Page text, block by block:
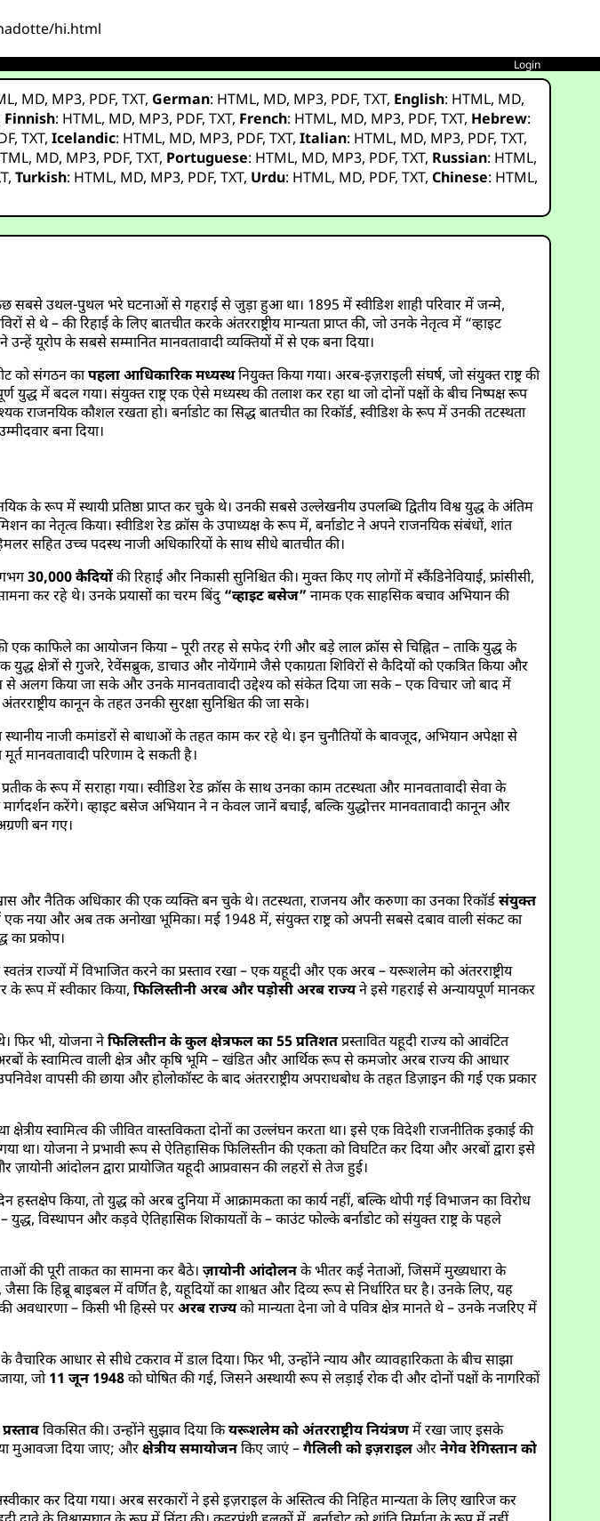
hi.html
Login
, MD, MP3, PDF,TXT, German: HTML, MD, MP3, PDF,TXT, English: HTML, MD,
Finnish: HTML, MD, MP3, PDF,TXT, French: HTML, MD, MP3, PDF,TXT, Hebrew:
,TXT,Icelandic: HTML, MD, MP3, PDF,TXT,Italian: HTML, MD, MP3, PDF,TXT,
, MD, MP3, PDF,TXT, Portuguese: HTML, MD, MP3, PDF,TXT, Russian: HTML,
,Turkish: HTML, MD, MP3, PDF,TXT, Urdu: HTML, MD, PDF,TXT,Chinese: HTML,
सबसे उथल-पुथल भरे घटनाओं से गहराई से जुड़ा हुआ था। 1895 में स्वीडिश शाही परिवार में जन्मे,
से थे – की रिहाई के लिए बातचीत करके अंतरराष्ट्रीय मान्यता प्राप्त की, जो उनके नेतृत्व में “व्हाइट
यूरोप के सबसे सम्मानित मानवतावादी व्यक्तियों में से एक बना दिया।
को संगठन कापहला आधिकारिक मध्यस्थनियुक्त किया गया। अरब-इज़राइली संघर्ष, जो संयुक्त राष्ट्र की
में बदल गया। संयुक्त राष्ट्र एक ऐसे मध्यस्थ की तलाश कर रहा था जो दोनों पक्षों के बीच निष्पक्ष रूप
कौशल रखता हो। बर्नाडोट का सिद्ध बातचीत का रिकॉर्ड, स्वीडिश के रूप में उनकी तटस्थता
बना दिया।
के रूप में स्थायी प्रतिष्ठा प्राप्त कर चुके थे। उनकी सबसे उल्लेखनीय उपलब्धि द्वितीय विश्व युद्ध के अंतिम
का नेतृत्व किया। स्वीडिश रेड क्रॉस के उपाध्यक्ष के रूप में, बर्नाडोट ने अपने राजनयिक संबंधों, शांत
सहित उच्च पदस्थ नाजी अधिकारियों के साथ सीधे बातचीत की।
30,000 कैदियोंकी रिहाई और निकासी सुनिश्चित की। मुक्त किए गए लोगों में स्कैंडिनेवियाई, फ्रांसीसी,
कर रहे थे। उनके प्रयासों का चरम बिंदु “व्हाइट बसेज” नामक एक साहसिक बचाव अभियान की
एक काफिले का आयोजन किया – पूरी तरह से सफेद रंगी और बड़े लाल क्रॉस से चिह्नित – ताकि युद्ध के
से गुजरे, रेवेंसब्रुक, डाचाउ और नोयेंगामे जैसे एकाग्रता शिविरों से कैदियों को एकत्रित किया और
से अलग किया जा सके और उनके मानवतावादी उद्देश्य को संकेत दिया जा सके – एक विचार जो बाद में
कानून के तहत उनकी सुरक्षा सुनिश्चित की जा सके।
नाजी कमांडरों से बाधाओं के तहत काम कर रहे थे। इन चुनौतियों के बावजूद, अभियान अपेक्षा से
मानवतावादी परिणाम दे सकती है।
के रूप में सराहा गया। स्वीडिश रेड क्रॉस के साथ उनका काम तटस्थता और मानवतावादी सेवा के
करेंगे। व्हाइट बसेज अभियान ने न केवल जानें बचाईं, बल्कि युद्धोत्तर मानवतावादी कानून और
बन गए।
और नैतिक अधिकार की एक व्यक्ति बन चुके थे। तटस्थता, राजनय और करुणा का उनका रिकॉर्डसंयुक्त
में एक नया और अब तक अनोखा भूमिका। मई 1948 में, संयुक्त राष्ट्र को अपनी सबसे दबाव वाली संकट का
का प्रकोप।
राज्यों में विभाजित करने का प्रस्ताव रखा – एक यहूदी और एक अरब – यरूशलेम को अंतरराष्ट्रीय
के रूप में स्वीकार किया,फिलिस्तीनी अरब और पड़ोसी अरब राज्यने इसे गहराई से अन्यायपूर्ण मानकर
फिर भी, योजना नेफिलिस्तीन के कुल क्षेत्रफल का 55 प्रतिशतप्रस्तावित यहूदी राज्य को आवंटित
के स्वामित्व वाली क्षेत्र और कृषि भूमि – खंडित और आर्थिक रूप से कमजोर अरब राज्य की आधार
वापसी की छाया और होलोकॉस्ट के बाद अंतरराष्ट्रीय अपराधबोध के तहत डिज़ाइन की गई एक प्रकार
स्वामित्व की जीवित वास्तविकता दोनों का उल्लंघन करता था। इसे एक विदेशी राजनीतिक इकाई की
योजना ने प्रभावी रूप से ऐतिहासिक फिलिस्तीन की एकता को विघटित कर दिया और अरबों द्वारा इसे
आंदोलन द्वारा प्रायोजित यहूदी आप्रवासन की लहरों से तेज हुई।
किया, तो युद्ध को अरब दुनिया में आक्रामकता का कार्य नहीं, बल्कि थोपी गई विभाजन का विरोध
युद्ध, विस्थापन और कड़वे ऐतिहासिक शिकायतों के – काउंट फोल्के बर्नाडोट को संयुक्त राष्ट्र के पहले
की पूरी ताकत का सामना कर बैठे।ज़ायोनी आंदोलनके भीतर कई नेताओं, जिसमें मुख्यधारा के
जैसा कि हिब्रू बाइबल में वर्णित है, यहूदियों का शाश्वत और दिव्य रूप से निर्धारित घर है। उनके लिए, यह
अवधारणा – किसी भी हिस्से परअरब राज्यको मान्यता देना जो वे पवित्र क्षेत्र मानते थे – उनके नजरिए में
आधार से सीधे टकराव में डाल दिया। फिर भी, उन्होंने न्याय और व्यावहारिकता के बीच साझा
जो11 जून 1948को घोषित की गई, जिसने अस्थायी रूप से लड़ाई रोक दी और दोनों पक्षों के नागरिकों
विकसित की। उन्होंने सुझाव दिया कियरूशलेम को अंतरराष्ट्रीय नियंत्रणमें रखा जाए इसके
मुआवजा दिया जाए; औरक्षेत्रीय समायोजनकिए जाएं –गैलिली को इज़राइलऔरनेगेव रेगिस्तान को
कर दिया गया। अरब सरकारों ने इसे इज़राइल के अस्तित्व की निहित मान्यता के लिए खारिज कर